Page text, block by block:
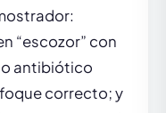
“escozor” con
antibiótico
correcto; y